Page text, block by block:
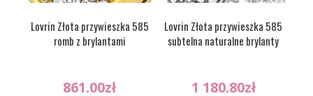
Lovrin Złota przywieszka 585
romb z brylantami
861.00zł
Lovrin Złota przywieszka 585
subtelna naturalne brylanty
1 180.80zł